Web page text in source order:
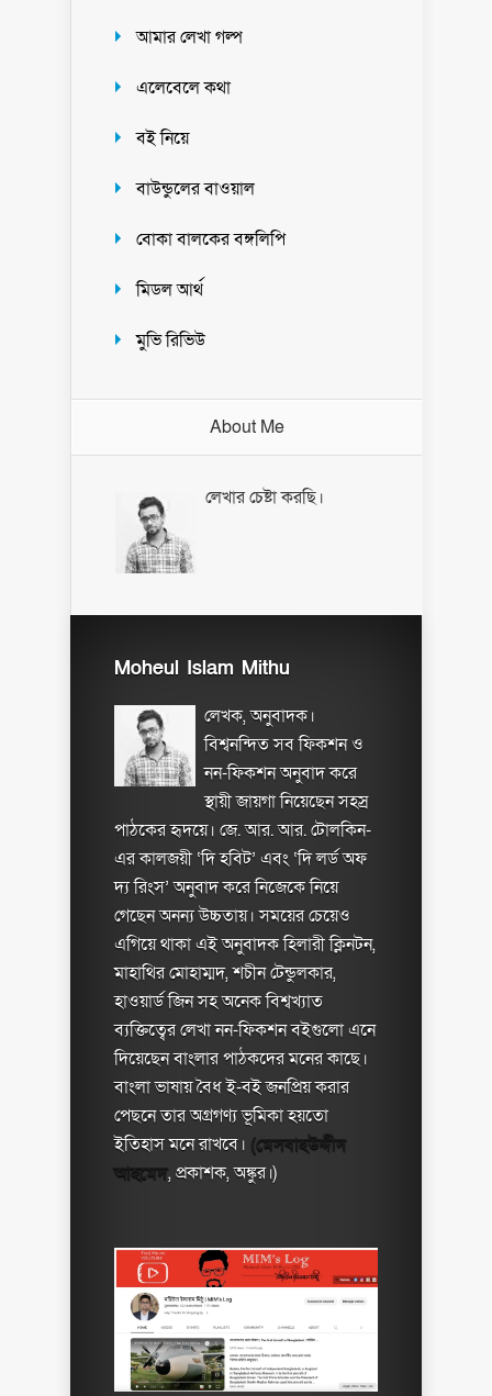
আমার লেখা গল্প
এলেবেলে কথা
বই নিয়ে
বাউন্ডুলের বাওয়াল
বোকা বালকের বঙ্গলিপি
মিডল আর্থ
মুভি রিভিউ
About Me
লেখার চেষ্টা করছি।
Moheul Islam Mithu
লেখক, অনুবাদক।
বিশ্বনন্দিত সব ফিকশন ও
নন-ফিকশন অনুবাদ করে
স্থায়ী জায়গা নিয়েছেন সহস্র
পাঠকের হৃদয়ে। জে. আর. আর. টোলকিন-
এর কালজয়ী ‘দি হবিট’ এবং ‘দি লর্ড অফ
দ্য রিংস’ অনুবাদ করে নিজেকে নিয়ে
গেছেন অনন্য উচ্চতায়। সময়ের চেয়েও
এগিয়ে থাকা এই অনুবাদক হিলারী ক্লিনটন,
মাহাথির মোহাম্মদ, শচীন টেন্ডুলকার,
হাওয়ার্ড জিন সহ অনেক বিশ্বখ্যাত
ব্যক্তিত্বের লেখা নন-ফিকশন বইগুলো এনে
দিয়েছেন বাংলার পাঠকদের মনের কাছে।
বাংলা ভাষায় বৈধ ই-বই জনপ্রিয় করার
পেছনে তার অগ্রগণ্য ভূমিকা হয়তো
ইতিহাস মনে রাখবে। (মেসবাহউদ্দীন
আহমেদ, প্রকাশক, অঙ্কুর।)